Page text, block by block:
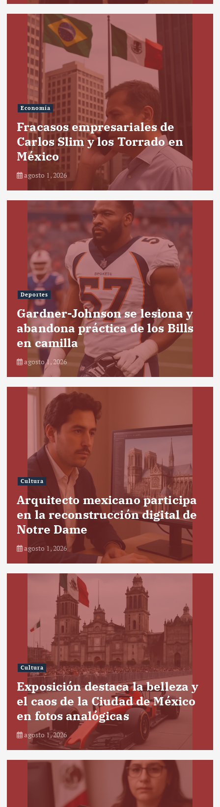
Economía
Fracasos empresariales de
Carlos Slim y los Torrado en
México
agosto 1, 2026
Deportes
Gardner-Johnson se lesiona y
abandona práctica de los Bills
en camilla
agosto 1, 2026
Cultura
Arquitecto mexicano participa
en la reconstrucción digital de
Notre Dame
agosto 1, 2026
Cultura
Exposición destaca la belleza y
el caos de la Ciudad de México
en fotos analógicas
agosto 1, 2026